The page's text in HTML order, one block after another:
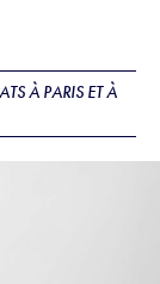
À PARIS ET À